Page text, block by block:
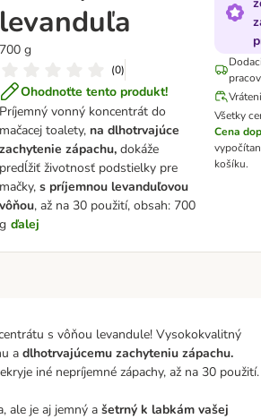
levanduľa
700 g
(0)
Ohodnoťte tento produkt!
Príjemný vonný koncentrát do
mačacej toalety, na dlhotrvajúce
zachytenie zápachu, dokáže
predĺžiť životnosť podstielky pre
mačky, s príjemnou levanduľovou
vôňou, až na 30 použití, obsah: 700
g ďalej
Všetky
Cena
košíku.
s vôňou levandule! Vysokokvalitný
a dlhotrvajúcemu zachyteniu zápachu.
iné nepríjemné zápachy, až na 30 použití.
ale je aj jemný a šetrný k labkám vašej